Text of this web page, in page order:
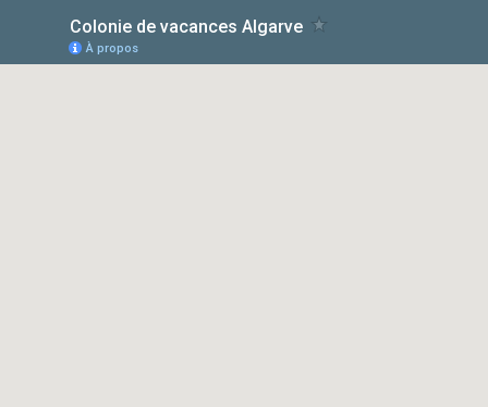
Colonie de vacances Algarve
À propos